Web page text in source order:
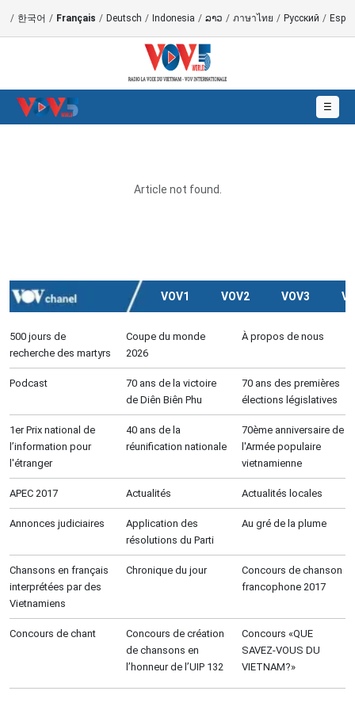
/ 한국어 / Français / Deutsch / Indonesia / ລາວ / ภาษาไทย / Русский /
☰
Article not found.
VOV1 VOV2 VOV3
500 jours de
recherche des martyrs
Coupe du monde
2026
À propos de nous
Podcast
70 ans de la victoire
de Diên Biên Phu
70 ans des premières
élections législatives
1er Prix national de
l’information pour
l'étranger
40 ans de la
réunification nationale
70ème anniversaire de
l'Armée populaire
vietnamienne
APEC 2017 Actualités Actualités locales
Annonces judiciaires
Application des
résolutions du Parti
Au gré de la plume
Chansons en français
interprétées par des
Vietnamiens
Chronique du jour
Concours de chanson
francophone 2017
Concours de chant
Concours de création
de chansons en
l’honneur de l’UIP 132
Concours «QUE
SAVEZ-VOUS DU
VIETNAM?»